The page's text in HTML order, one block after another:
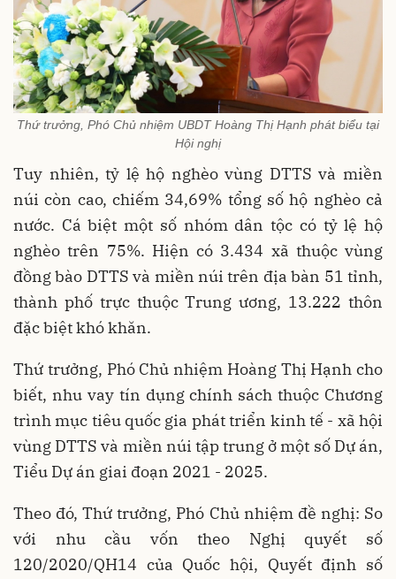
Thứ trưởng, Phó Chủ nhiệm UBDT Hoàng Thị Hạnh phát biểu tại
Hội nghị
Tuy nhiên, tỷ lệ hộ nghèo vùng DTTS và miền
núi còn cao, chiếm 34,69% tổng số hộ nghèo cả
nước. Cá biệt một số nhóm dân tộc có tỷ lệ hộ
nghèo trên 75%. Hiện có 3.434 xã thuộc vùng
đồng bào DTTS và miền núi trên địa bàn 51 tỉnh,
thành phố trực thuộc Trung ương, 13.222 thôn
đặc biệt khó khăn.
Thứ trưởng, Phó Chủ nhiệm Hoàng Thị Hạnh cho
biết, nhu vay tín dụng chính sách thuộc Chương
trình mục tiêu quốc gia phát triển kinh tế - xã hội
vùng DTTS và miền núi tập trung ở một số Dự án,
Tiểu Dự án giai đoạn 2021 - 2025.
Theo đó, Thứ trưởng, Phó Chủ nhiệm đề nghị: So
với nhu cầu vốn theo Nghị quyết số
120/2020/QH14 của Quốc hội, Quyết định số